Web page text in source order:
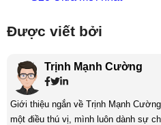
Được viết bởi
Trịnh Mạnh Cường
Giới thiệu ngắn về Trịnh Mạnh Cường Đặc điểm nổi bật Công nghệ là
một điều thú vị, mình luôn dành sự